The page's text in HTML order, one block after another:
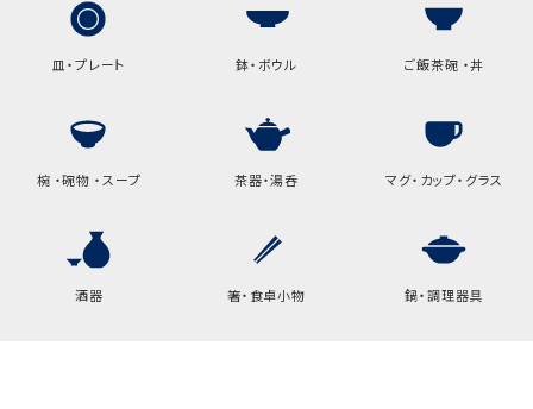
皿・プレート 鉢・ボウル ご飯茶碗 ・丼
椀 ・碗物 ・スープ 茶器・湯呑 マグ・カップ・グラス
酒器 箸・食卓小物 鍋・調理器具